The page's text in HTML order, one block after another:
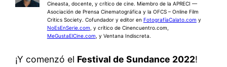
Cineasta, docente, y crítico de cine. Miembro de la APRECI —
Asociación de Prensa Cinematográfica y la OFCS – Online Film
Critics Society. Cofundador y editor en FotografíaCalato.com y
NoEsEnSerie.com , y crítico de Cinencuentro.com,
MeGustaElCine.com , y Ventana Indiscreta.
¡Y comenzó el Festival de Sundance 2022!